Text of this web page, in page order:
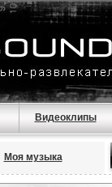
Видеоклипы
Моя музыка